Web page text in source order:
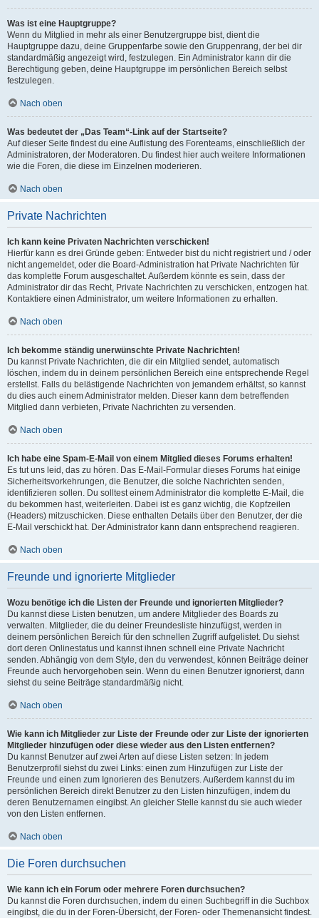
Was ist eine Hauptgruppe?
Wenn du Mitglied in mehr als einer Benutzergruppe bist, dient die
Hauptgruppe dazu, deine Gruppenfarbe sowie den Gruppenrang, der bei dir
standardmäßig angezeigt wird, festzulegen. Ein Administrator kann dir die
Berechtigung geben, deine Hauptgruppe im persönlichen Bereich selbst
festzulegen.
Nach oben
Was bedeutet der „Das Team“-Link auf der Startseite?
Auf dieser Seite findest du eine Auflistung des Forenteams, einschließlich der
Administratoren, der Moderatoren. Du findest hier auch weitere Informationen
wie die Foren, die diese im Einzelnen moderieren.
Nach oben
Private Nachrichten
Ich kann keine Privaten Nachrichten verschicken!
Hierfür kann es drei Gründe geben: Entweder bist du nicht registriert und / oder
nicht angemeldet, oder die Board-Administration hat Private Nachrichten für
das komplette Forum ausgeschaltet. Außerdem könnte es sein, dass der
Administrator dir das Recht, Private Nachrichten zu verschicken, entzogen hat.
Kontaktiere einen Administrator, um weitere Informationen zu erhalten.
Nach oben
Ich bekomme ständig unerwünschte Private Nachrichten!
Du kannst Private Nachrichten, die dir ein Mitglied sendet, automatisch
löschen, indem du in deinem persönlichen Bereich eine entsprechende Regel
erstellst. Falls du belästigende Nachrichten von jemandem erhältst, so kannst
du dies auch einem Administrator melden. Dieser kann dem betreffenden
Mitglied dann verbieten, Private Nachrichten zu versenden.
Nach oben
Ich habe eine Spam-E-Mail von einem Mitglied dieses Forums erhalten!
Es tut uns leid, das zu hören. Das E-Mail-Formular dieses Forums hat einige
Sicherheitsvorkehrungen, die Benutzer, die solche Nachrichten senden,
identifizieren sollen. Du solltest einem Administrator die komplette E-Mail, die
du bekommen hast, weiterleiten. Dabei ist es ganz wichtig, die Kopfzeilen
(Headers) mitzuschicken. Diese enthalten Details über den Benutzer, der die
E-Mail verschickt hat. Der Administrator kann dann entsprechend reagieren.
Nach oben
Freunde und ignorierte Mitglieder
Wozu benötige ich die Listen der Freunde und ignorierten Mitglieder?
Du kannst diese Listen benutzen, um andere Mitglieder des Boards zu
verwalten. Mitglieder, die du deiner Freundesliste hinzufügst, werden in
deinem persönlichen Bereich für den schnellen Zugriff aufgelistet. Du siehst
dort deren Onlinestatus und kannst ihnen schnell eine Private Nachricht
senden. Abhängig von dem Style, den du verwendest, können Beiträge deiner
Freunde auch hervorgehoben sein. Wenn du einen Benutzer ignorierst, dann
siehst du seine Beiträge standardmäßig nicht.
Nach oben
Wie kann ich Mitglieder zur Liste der Freunde oder zur Liste der ignorierten
Mitglieder hinzufügen oder diese wieder aus den Listen entfernen?
Du kannst Benutzer auf zwei Arten auf diese Listen setzen: In jedem
Benutzerprofil siehst du zwei Links: einen zum Hinzufügen zur Liste der
Freunde und einen zum Ignorieren des Benutzers. Außerdem kannst du im
persönlichen Bereich direkt Benutzer zu den Listen hinzufügen, indem du
deren Benutzernamen eingibst. An gleicher Stelle kannst du sie auch wieder
von den Listen entfernen.
Nach oben
Die Foren durchsuchen
Wie kann ich ein Forum oder mehrere Foren durchsuchen?
Du kannst die Foren durchsuchen, indem du einen Suchbegriff in die Suchbox
eingibst, die du in der Foren-Übersicht, der Foren- oder Themenansicht findest.